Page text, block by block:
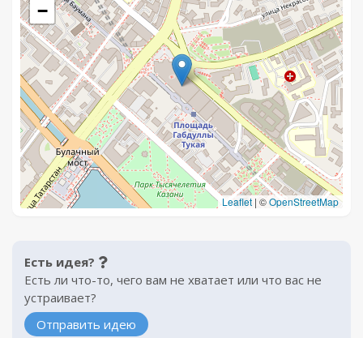
−
Leaflet | ©OpenStreetMap
Есть идея?
Есть ли что-то, чего вам не хватает или что вас не
устраивает?
Отправить идею